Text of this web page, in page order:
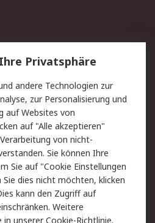
Lieferlösungen
Kontakt
Datenschutz
Zahlungsbedingungen
Webseite Konditionen
Privatsphäre
andere Technologien zur
zur Personalisierung und
auf Websites von
auf "Alle akzeptieren"
von nicht-
Sie können Ihre
Sie auf "Cookie Einstellungen
dies nicht möchten, klicken
kann den Zugriff auf
Weitere
in unsererCookie-Richtlinie.